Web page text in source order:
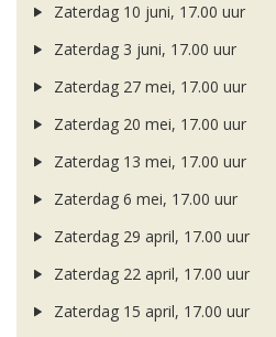
Zaterdag 10 juni, 17.00 uur
Zaterdag 3 juni, 17.00 uur
Zaterdag 27 mei, 17.00 uur
Zaterdag 20 mei, 17.00 uur
Zaterdag 13 mei, 17.00 uur
Zaterdag 6 mei, 17.00 uur
Zaterdag 29 april, 17.00 uur
Zaterdag 22 april, 17.00 uur
Zaterdag 15 april, 17.00 uur